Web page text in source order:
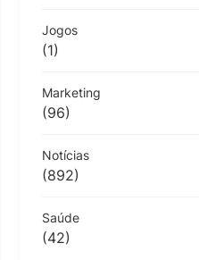
Jogos
(1)
Marketing
(96)
Notícias
(892)
Saúde
(42)